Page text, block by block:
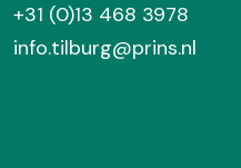
+31 (0)13 468 3978
info.tilburg@prins.nl